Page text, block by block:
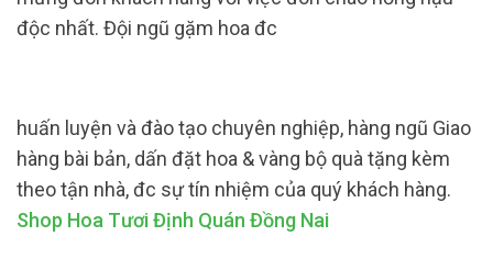
độc nhất. Đội ngũ gặm hoa đc
huấn luyện và đào tạo chuyên nghiệp, hàng ngũ Giao
hàng bài bản, dấn đặt hoa & vàng bộ quà tặng kèm
theo tận nhà, đc sự tín nhiệm của quý khách hàng.
Shop Hoa Tươi Định Quán Đồng Nai